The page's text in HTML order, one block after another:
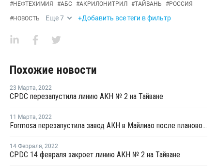
#НЕФТЕХИМИЯ #АБС #АКРИЛОНИТРИЛ #ТАЙВАНЬ #РОССИЯ
#НОВОСТЬ Еще7 +Добавить все теги в фильтр
Похожие новости
23 Марта, 2022
CPDC перезапустила линию АКН № 2 на Тайване
11 Марта, 2022
Formosa перезапустила завод АКН в Майлиао после плановой профилактики
14 Февраля, 2022
CPDC 14 февраля закроет линию АКН № 2 на Тайване